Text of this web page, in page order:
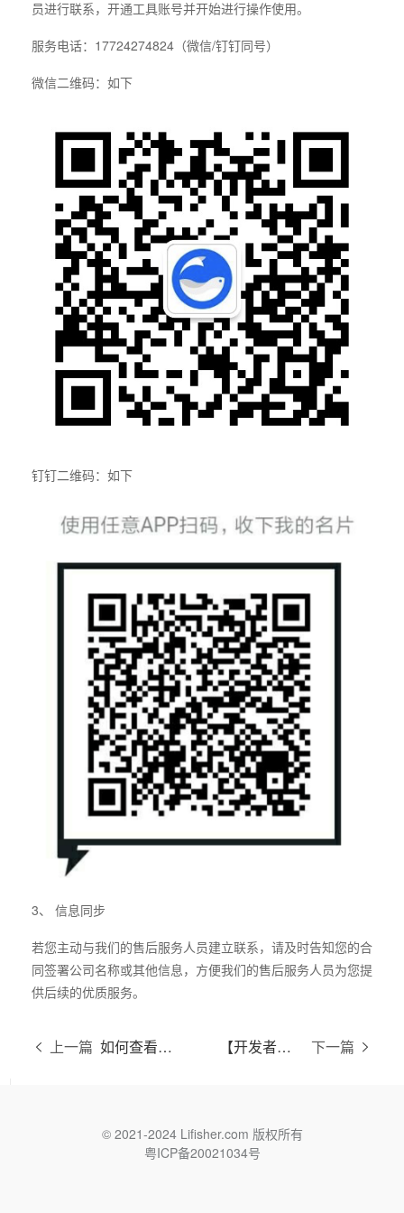
员进行联系，开通工具账号并开始进行操作使用。
服务电话：17724274824（微信/钉钉同号）
微信二维码：如下
钉钉二维码：如下
3、 信息同步
若您主动与我们的售后服务人员建立联系，请及时告知您的合
同签署公司名称或其他信息，方便我们的售后服务人员为您提
供后续的优质服务。
上一篇 如何查看账号整体信息？ 【开发者文档】询盘数据批量拉取接口（使用API密钥对接） 下一篇
© 2021-2024 Lifisher.com 版权所有
粤ICP备20021034号